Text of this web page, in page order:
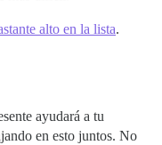
alto en la lista.
ayudará a tu
en esto juntos. No